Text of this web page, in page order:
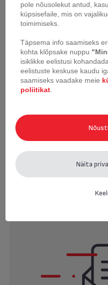
Tefal X-Force Flex 13.60
pole nõusolekut antud,
küpsisefaile, mis on
toimimiseks.
Täpsema info saamiseks
kohta klõpsake nuppu
isiklikke eelistusi kohandada.
eelistuste keskuse kaudu
saamiseks vaadake meie
poliitikat
Näita